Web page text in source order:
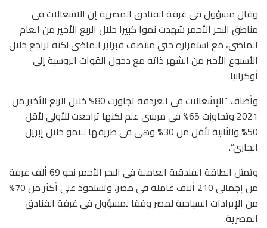
وقال مسؤول فى غرفة الفنادق المصرية إن الاشغالات فى
مناطق البحر الأحمر شهدت نموا كبيرا خلال الربع الأخير من العام
الماضى، مع استمراره حتى منتصف فبراير الماضى لكنه تراجع خلال
الأسبوع الأخير من الشهر ذاته مع دخول القوات الروسية إلى
أوكرانيا.
وأضاف “الإشغالات فى الغردقة تجاوزت 80% خلال الربع الأخير من
2021 وتجاوزت 65% فى مرسى علم لكنها تراجعت للأولى لأقل
50% وللثانية لأقل من 30% وهى فى طريقها للنمو خلال إبريل
الجارى”.
وتمثل الطاقة الفندقية العاملة فى البحر الأحمر نحو 69 ألف غرفة
من إجمالى 210 ألاف عاملة فى مصر، وتستحوذ على أكثر من 70%
من الإيرادات السياحية لمصر وفقا لمسؤول فى غرفة الفنادق
المصرية.